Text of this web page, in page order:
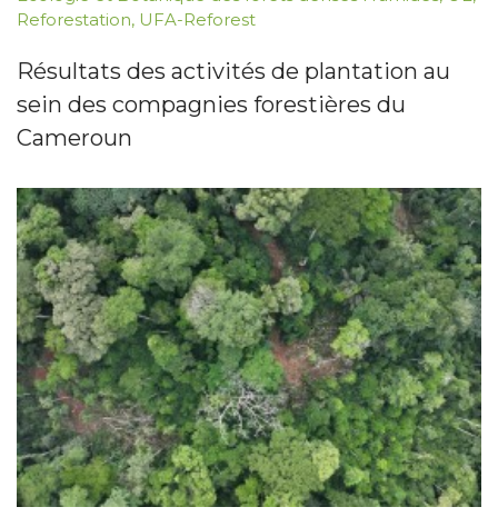
Reforestation, UFA-Reforest
Résultats des activités de plantation au
sein des compagnies forestières du
Cameroun